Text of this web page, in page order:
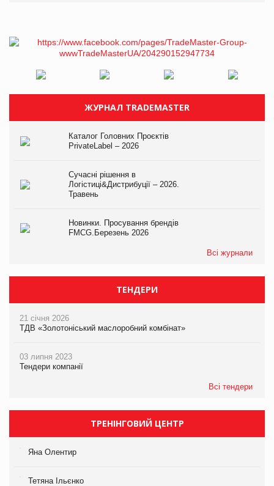
ЖУРНАЛ TRADEMASTER
Каталог Головних Проєктів
PrivateLabel – 2026
Сучасні рішення в
Логістиці&Дистрибуції – 2026.
Травень
Новинки. Просування брендів
FMCG.Березень 2026
Всі журнали
ТЕНДЕРИ
21 січня 2026
ТДВ «Золотоніський маслоробний комбінат»
03 липня 2023
Тендери компанії
Всі тендери
ТРЕНІНГОВИЙ ЦЕНТР
Яна Олентир
Тетяна Ільєнко